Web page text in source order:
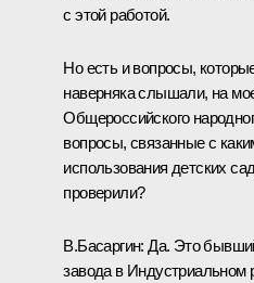
с этой работой.
Но есть и вопросы,
наверняка слышали, на
Общероссийского
вопросы, связанные с
использования детских
проверили?
В.Басаргин: Да. Это
завода в Индустриальном